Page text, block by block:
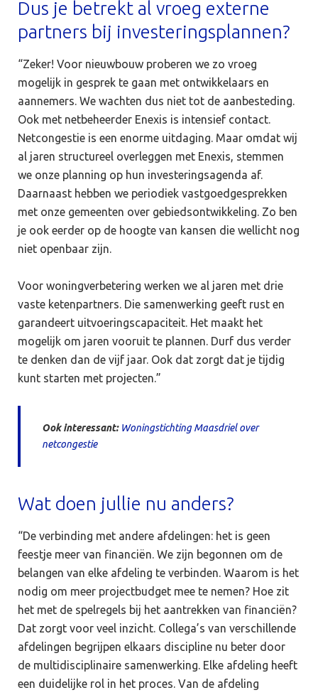
Dus je betrekt al vroeg externe
partners bij investeringsplannen?
“Zeker! Voor nieuwbouw proberen we zo vroeg
mogelijk in gesprek te gaan met ontwikkelaars en
aannemers. We wachten dus niet tot de aanbesteding.
Ook met netbeheerder Enexis is intensief contact.
Netcongestie is een enorme uitdaging. Maar omdat wij
al jaren structureel overleggen met Enexis, stemmen
we onze planning op hun investeringsagenda af.
Daarnaast hebben we periodiek vastgoedgesprekken
met onze gemeenten over gebiedsontwikkeling. Zo ben
je ook eerder op de hoogte van kansen die wellicht nog
niet openbaar zijn.
Voor woningverbetering werken we al jaren met drie
vaste ketenpartners. Die samenwerking geeft rust en
garandeert uitvoeringscapaciteit. Het maakt het
mogelijk om jaren vooruit te plannen. Durf dus verder
te denken dan de vijf jaar. Ook dat zorgt dat je tijdig
kunt starten met projecten.”
Ook interessant: Woningstichting Maasdriel over
netcongestie
Wat doen jullie nu anders?
“De verbinding met andere afdelingen: het is geen
feestje meer van financiën. We zijn begonnen om de
belangen van elke afdeling te verbinden. Waarom is het
nodig om meer projectbudget mee te nemen? Hoe zit
het met de spelregels bij het aantrekken van financiën?
Dat zorgt voor veel inzicht. Collega’s van verschillende
afdelingen begrijpen elkaars discipline nu beter door
de multidisciplinaire samenwerking. Elke afdeling heeft
een duidelijke rol in het proces. Van de afdeling